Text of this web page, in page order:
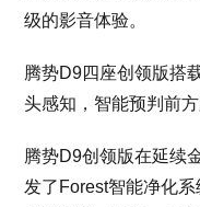
级的影音体验。
腾势D9四座创领版搭
头感知，智能预判前
腾势D9创领版在延续
发了Forest智能净化